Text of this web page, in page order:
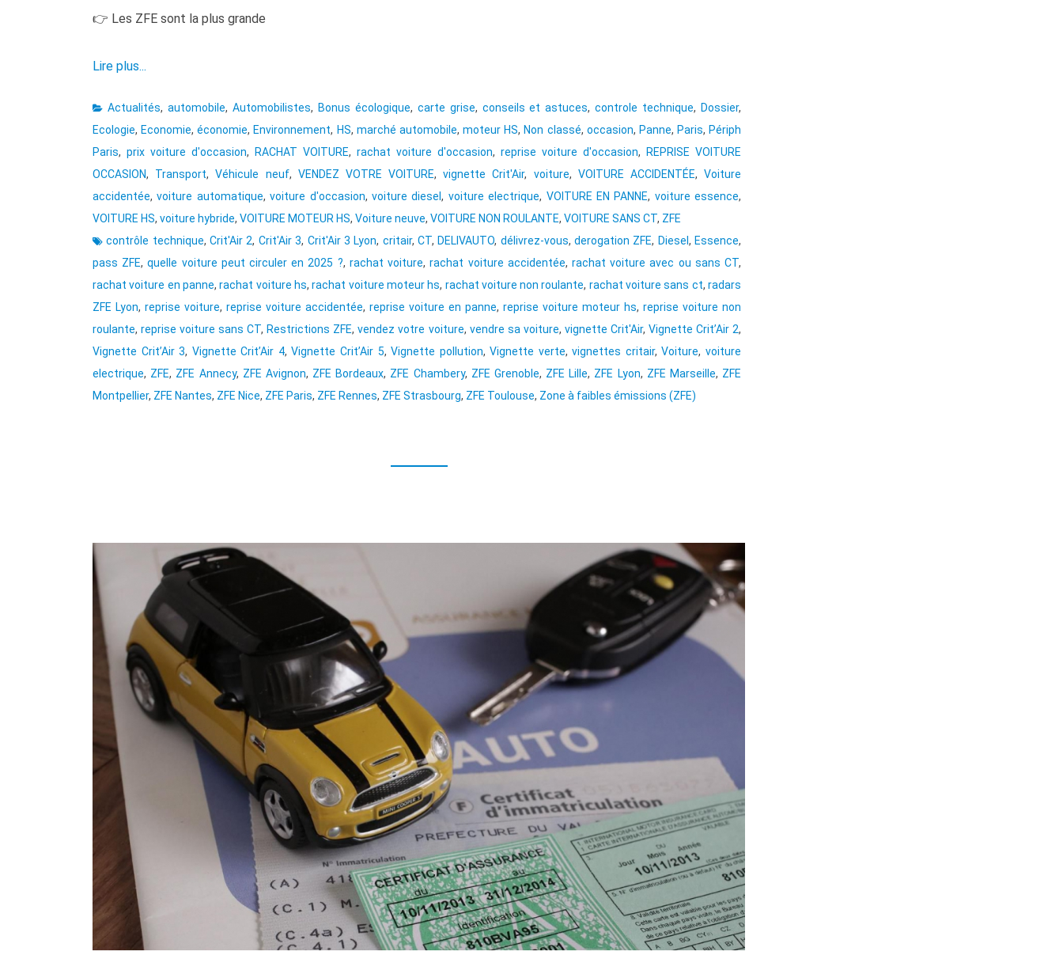
👉 Les ZFE sont la plus grande
Lire plus...
Actualités, automobile, Automobilistes, Bonus écologique, carte grise, conseils et astuces,controle technique, Dossier,
Ecologie, Economie,économie, Environnement, HS, marché automobile,moteur HS, Non classé, occasion, Panne, Paris, Périph
Paris, prix voiture d'occasion, RACHAT VOITURE, rachat voiture d'occasion, reprise voiture d'occasion,
REPRISE VOITURE
OCCASION, Transport,Véhicule neuf, VENDEZ VOTRE VOITURE,vignette Crit'Air, voiture, VOITURE ACCIDENTÉE,Voiture
accidentée,voiture automatique,voiture d'occasion, voiture diesel, voiture electrique, VOITURE EN PANNE, voiture essence,
VOITURE HS, voiture hybride, VOITURE MOTEUR HS, Voiture neuve, VOITURE NON ROULANTE, VOITURE SANS CT, ZFE
contrôle technique,Crit'Air 2, Crit'Air 3, Crit'Air 3 Lyon, critair, CT, DELIVAUTO, délivrez-vous,derogation ZFE, Diesel , Essence,
pass ZFE,quelle voiture peut circuler en 2025 ?, rachat voiture,rachat voiture accidentée, rachat voiture avec ou sans CT,
rachat voiture en panne,rachat voiture hs,rachat voiture moteur hs, rachat voiture non roulante, rachat voiture sans ct,radars
ZFE Lyon, reprise voiture, reprise voiture accidentée, reprise voiture en panne, reprise voiture moteur hs, reprise voiture non
roulante,reprise voiture sans CT, Restrictions ZFE,vendez votre voiture, vendre sa voiture, vignette Crit'Air, Vignette Crit’Air 2,
Vignette Crit’Air 3, Vignette Crit’Air 4,Vignette Crit’Air 5,Vignette pollution,Vignette verte,vignettes critair,Voiture, voiture
electrique, ZFE, ZFE Annecy, ZFE Avignon, ZFE Bordeaux, ZFE Chambery, ZFE Grenoble, ZFE Lille, ZFE Lyon, ZFE Marseille, ZFE
Montpellier, ZFE Nantes, ZFE Nice, ZFE Paris, ZFE Rennes, ZFE Strasbourg, ZFE Toulouse, Zone à faibles émissions (ZFE)